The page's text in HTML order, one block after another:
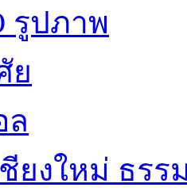
รูปภาพ
ย
ล
ยงใหม่ ธรร